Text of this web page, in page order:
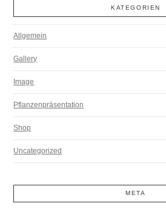
KATEGORIEN
Allgemein
Gallery
Image
Pflanzenpräsentation
Shop
Uncategorized
META